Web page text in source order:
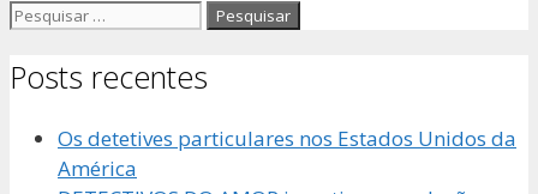
Pesquisar
Posts recentes
Os detetives particulares nos Estados Unidos da
América